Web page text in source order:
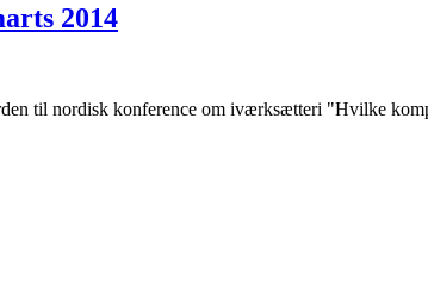
2014
til nordisk konference om iværksætteri "Hvilke